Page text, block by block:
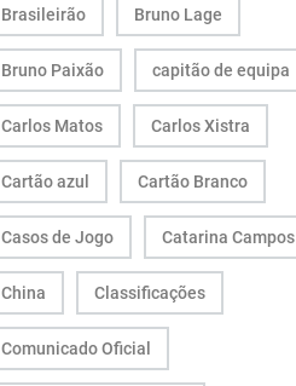
Brasileirão Bruno Lage
Bruno Paixão capitão de equipa
Carlos Matos Carlos Xistra
Cartão azul Cartão Branco
Casos de Jogo Catarina Campos
China Classificações
Comunicado Oficial